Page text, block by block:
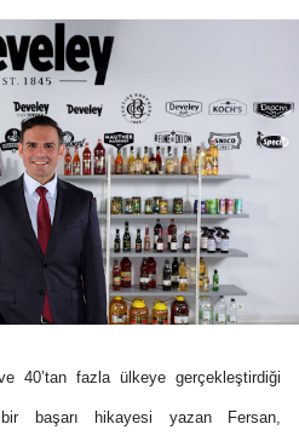
40’tan fazla ülkeye gerçekleştirdiği
başarı hikayesi yazan Fersan,